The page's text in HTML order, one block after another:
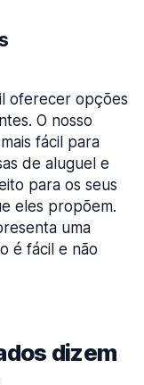
oferecer opções
O nosso
fácil para
de aluguel e
para os seus
eles propõem.
uma
é fácil e não
dizem